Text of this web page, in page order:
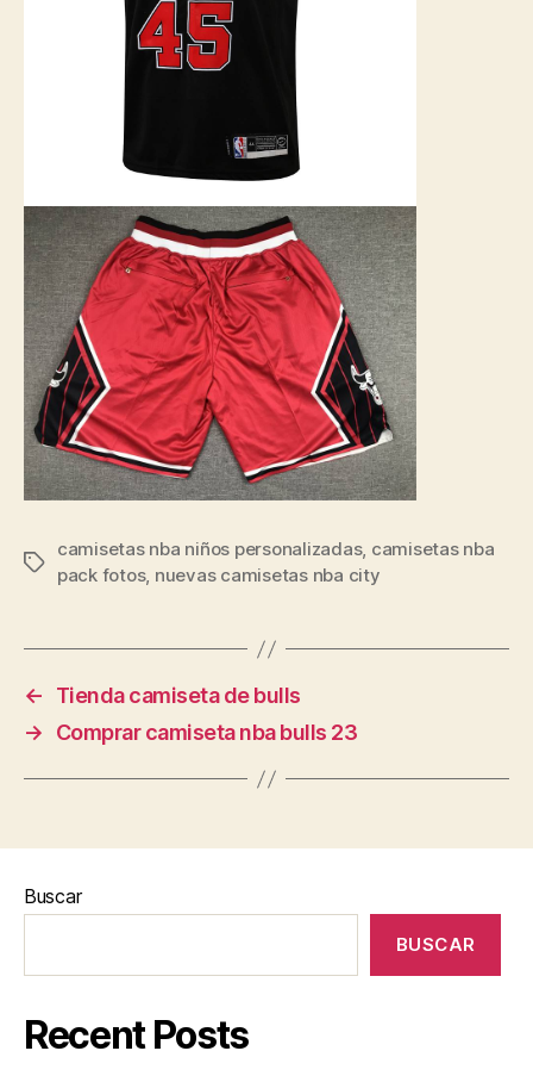
Etiquetas
camisetas nba niños personalizadas, camisetas nba
pack fotos, nuevas camisetas nba city
←
Tienda camiseta de bulls
→
Comprar camiseta nba bulls 23
Buscar
BUSCAR
Recent Posts